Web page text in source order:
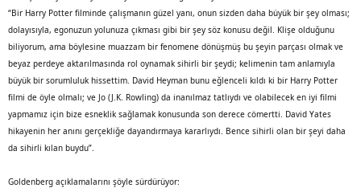
“Bir Harry Potter filminde çalışmanın güzel yanı, onun sizden daha büyük bir şey olması;
dolayısıyla, egonuzun yolunuza çıkması gibi bir şey söz konusu değil. Klişe olduğunu
biliyorum, ama böylesine muazzam bir fenomene dönüşmüş bu şeyin parçası olmak ve
beyaz perdeye aktarılmasında rol oynamak sihirli bir şeydi; kelimenin tam anlamıyla
büyük bir sorumluluk hissettim. David Heyman bunu eğlenceli kıldı ki bir Harry Potter
filmi de öyle olmalı; ve Jo (J.K. Rowling) da inanılmaz tatlıydı ve olabilecek en iyi filmi
yapmamız için bize esneklik sağlamak konusunda son derece cömertti. David Yates
hikayenin her anını gerçekliğe dayandırmaya kararlıydı. Bence sihirli olan bir şeyi daha
da sihirli kılan buydu”.
Goldenberg açıklamalarını şöyle sürdürüyor: